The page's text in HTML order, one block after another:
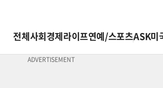
전체사회경제라이프연예/스포츠ASK미